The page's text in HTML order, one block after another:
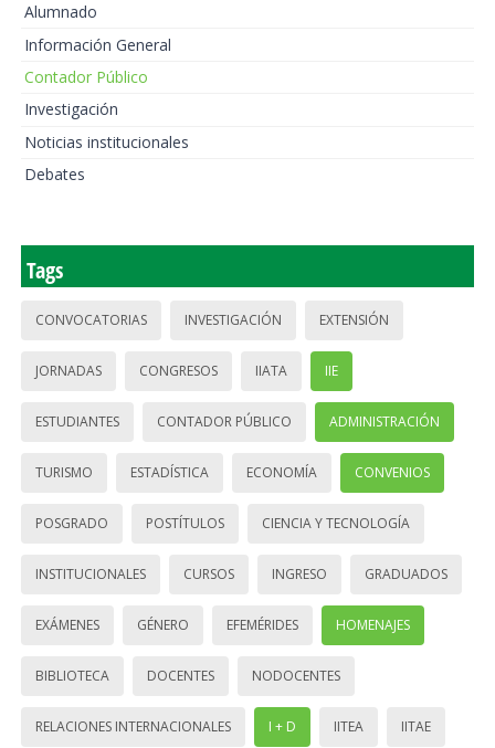
Alumnado
Información General
Contador Público
Investigación
Noticias institucionales
Debates
Tags
CONVOCATORIAS INVESTIGACIÓN EXTENSIÓN
JORNADAS CONGRESOS IIATA IIE
ESTUDIANTES CONTADOR PÚBLICO ADMINISTRACIÓN
TURISMO ESTADÍSTICA ECONOMÍA CONVENIOS
POSGRADO POSTÍTULOS CIENCIA Y TECNOLOGÍA
INSTITUCIONALES CURSOS INGRESO GRADUADOS
EXÁMENES GÉNERO EFEMÉRIDES HOMENAJES
BIBLIOTECA DOCENTES NODOCENTES
RELACIONES INTERNACIONALES I + D IITEA IITAE